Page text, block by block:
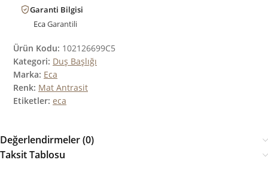
Garanti Bilgisi
EcaGarantili
Ürün Kodu: 102126699C5
Kategori: Duş Başlığı
Marka: Eca
Renk: Mat Antrasit
Etiketler: eca
Değerlendirmeler (0)
Taksit Tablosu